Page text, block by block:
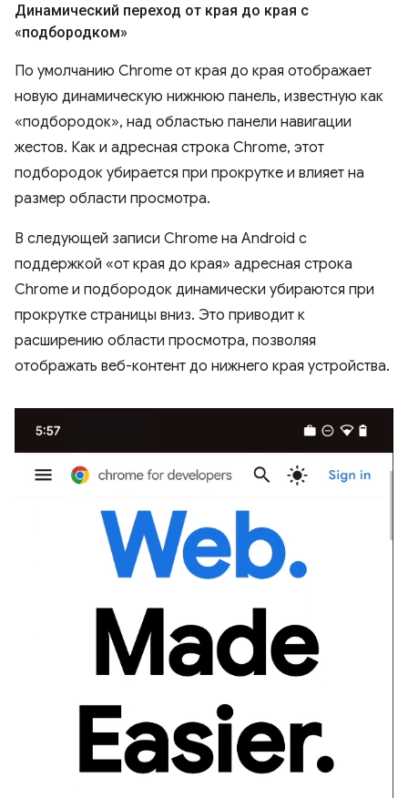
Динамический переход от края до края с
«подбородком»
По умолчанию Chrome от края до края отображает
новую динамическую нижнюю панель, известную как
«подбородок», над областью панели навигации
жестов. Как и адресная строка Chrome, этот
подбородок убирается при прокрутке и влияет на
размер области просмотра.
В следующей записи Chrome на Android с
поддержкой «от края до края» адресная строка
Chrome и подбородок динамически убираются при
прокрутке страницы вниз. Это приводит к
расширению области просмотра, позволяя
отображать веб-контент до нижнего края устройства.